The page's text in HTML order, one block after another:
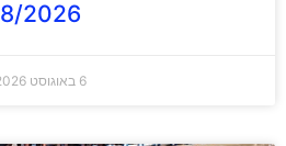
8/2026
6 באוגוסט 2026